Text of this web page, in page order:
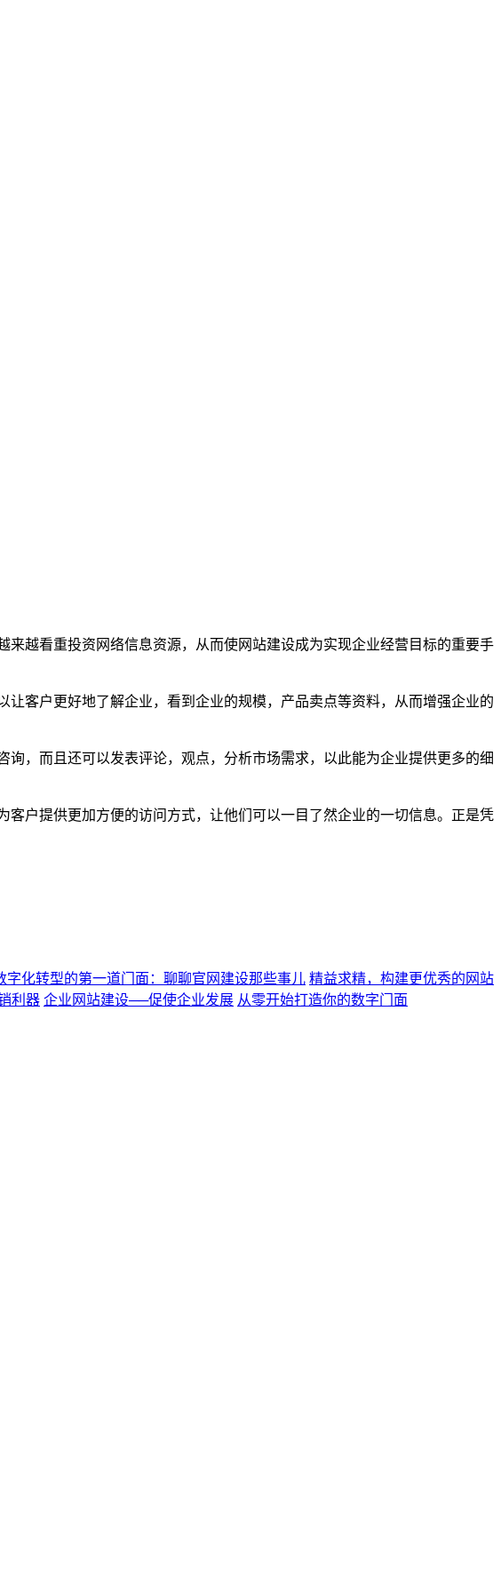
越看重投资网络信息资源，从而使网站建设成为实现企业经营目标的重要手
客户更好地了解企业，看到企业的规模，产品卖点等资料，从而增强企业的
，而且还可以发表评论，观点，分析市场需求，以此能为企业提供更多的细
户提供更加方便的访问方式，让他们可以一目了然企业的一切信息。正是凭
字化转型的第一道门面：聊聊官网建设那些事儿 精益求精，构建更优秀的网站
利器 企业网站建设──促使企业发展 从零开始打造你的数字门面